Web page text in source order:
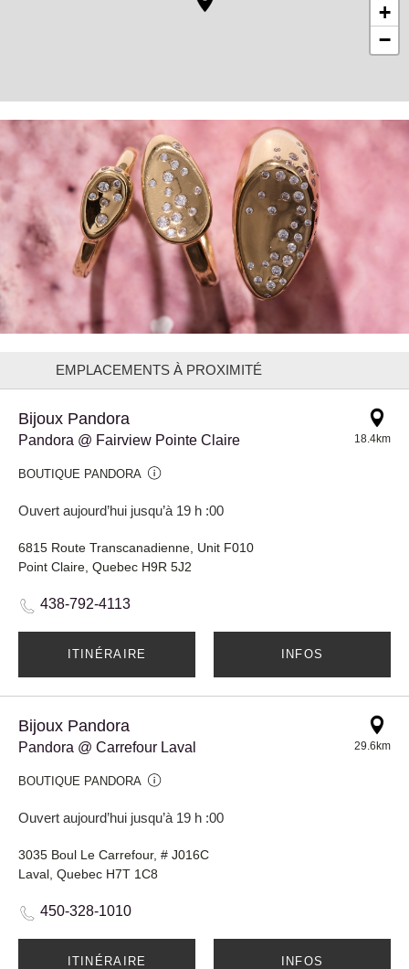
+
−
EMPLACEMENTS À PROXIMITÉ
Bijoux Pandora
Pandora @ Fairview Pointe Claire
BOUTIQUE PANDORA
Ouvert aujourd’hui jusqu’à 19 h :00
18.4km
6815 Route Transcanadienne, Unit F010
Point Claire, Quebec H9R 5J2
438-792-4113
ITINÉRAIRE INFOS
Bijoux Pandora
Pandora @ Carrefour Laval
BOUTIQUE PANDORA
Ouvert aujourd’hui jusqu’à 19 h :00
29.6km
3035 Boul Le Carrefour, # J016C
Laval, Quebec H7T 1C8
450-328-1010
ITINÉRAIRE INFOS